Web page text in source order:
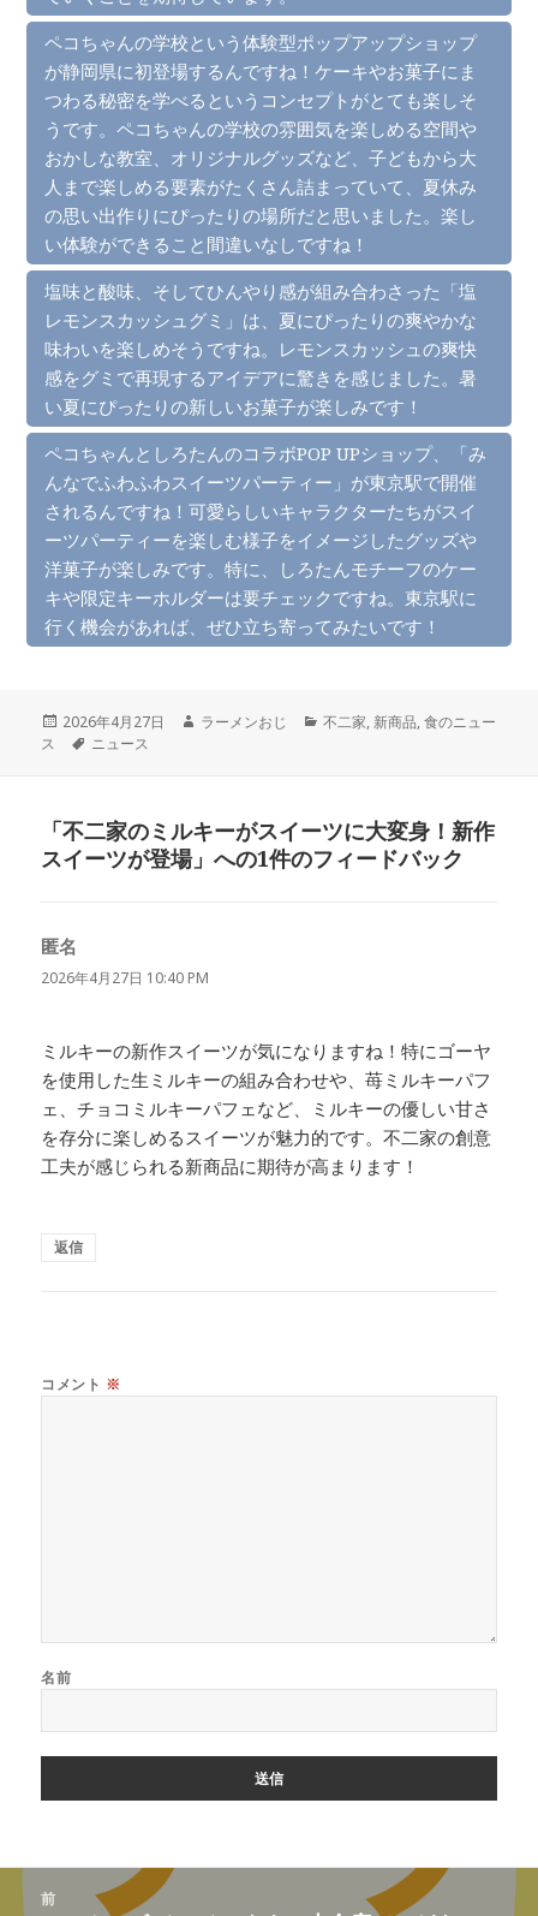
ペコちゃんの学校という体験型ポップアップショップ
が静岡県に初登場するんですね！ケーキやお菓子にま
つわる秘密を学べるというコンセプトがとても楽しそ
うです。ペコちゃんの学校の雰囲気を楽しめる空間や
おかしな教室、オリジナルグッズなど、子どもから大
人まで楽しめる要素がたくさん詰まっていて、夏休み
の思い出作りにぴったりの場所だと思いました。楽し
い体験ができること間違いなしですね！
塩味と酸味、そしてひんやり感が組み合わさった「塩
レモンスカッシュグミ」は、夏にぴったりの爽やかな
味わいを楽しめそうですね。レモンスカッシュの爽快
感をグミで再現するアイデアに驚きを感じました。暑
い夏にぴったりの新しいお菓子が楽しみです！
ペコちゃんとしろたんのコラボPOP UPショップ、「み
んなでふわふわスイーツパーティー」が東京駅で開催
されるんですね！可愛らしいキャラクターたちがスイ
ーツパーティーを楽しむ様子をイメージしたグッズや
洋菓子が楽しみです。特に、しろたんモチーフのケー
キや限定キーホルダーは要チェックですね。東京駅に
行く機会があれば、ぜひ立ち寄ってみたいです！
投
稿
2026年4月27日
作
ラーメンおじ
カ
不二家, 新商品,食のニュー
ス
タ
ニュース
「不二家のミルキーがスイーツに大変身！新作
スイーツが登場」への1件のフィードバック
匿名
り:
2026年4月27日 10:40 PM
ミルキーの新作スイーツが気になりますね！特にゴーヤ
を使用した生ミルキーの組み合わせや、苺ミルキーパフ
ェ、チョコミルキーパフェなど、ミルキーの優しい甘さ
を存分に楽しめるスイーツが魅力的です。不二家の創意
工夫が感じられる新商品に期待が高まります！
返信
コメント ※
名前
前